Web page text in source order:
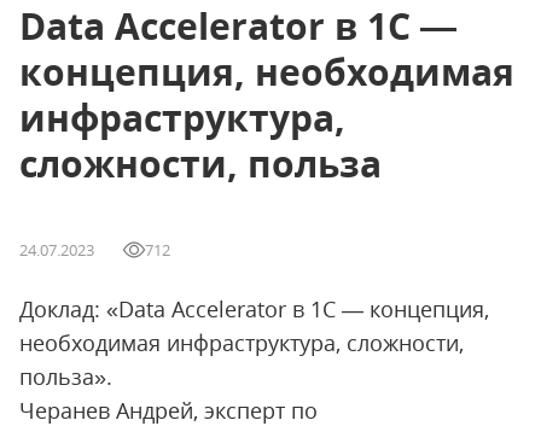
Data Accelerator в 1С —
концепция, необходимая
инфраструктура,
сложности, польза
24.07.2023 712
Доклад: «Data Accelerator в 1С — концепция,
необходимая инфраструктура, сложности,
польза».
Черанев Андрей, эксперт по